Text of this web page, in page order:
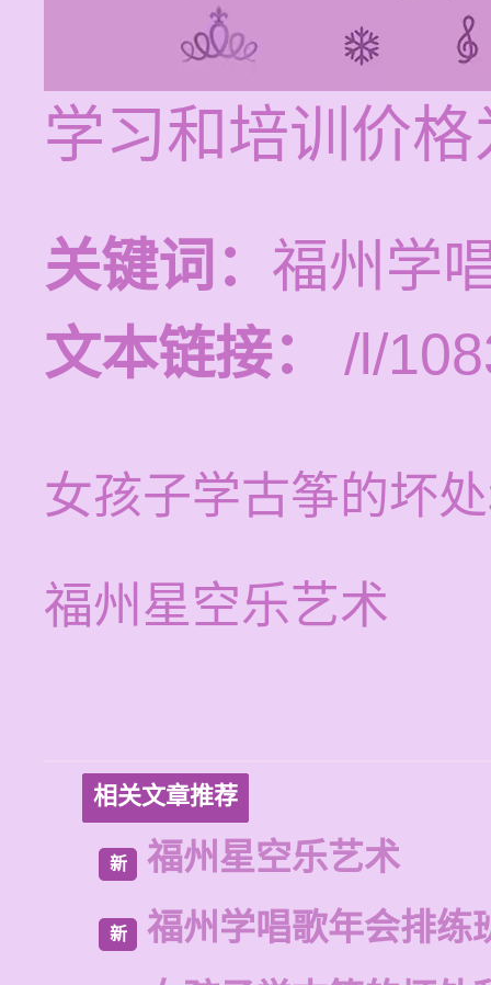
学习和培训价
关键词： 福州学
文本链接：
/l/
女孩子学古筝的坏
福州星空乐艺术
相关文章推荐
新 福州星空乐艺术
新
福州学唱歌年会排练